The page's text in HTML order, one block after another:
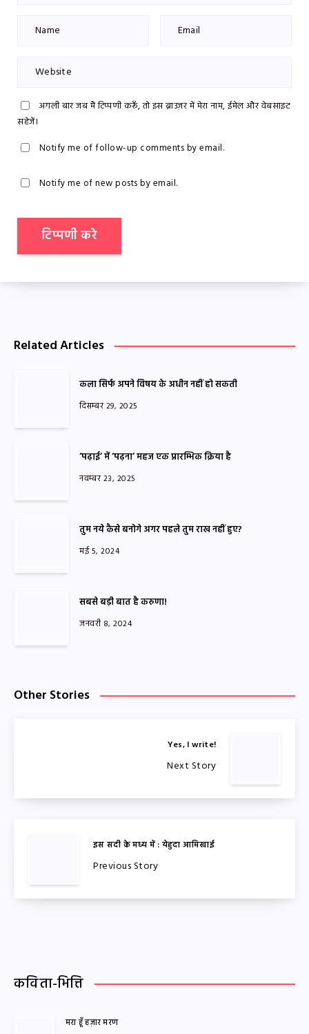
अगली बार जब मैं टिप्पणी करूँ, तो इस ब्राउज़र में मेरा नाम, ईमेल और वेबसाइट
सहेजें।
Notify me of follow-up comments by email.
Notify me of new posts by email.
Related Articles
कला सिर्फ अपने विषय के अधीन नहीं हो सकती
दिसम्बर 29, 2025
‘पढ़ाई’ में ‘पढ़ना’ महज एक प्रारम्भिक क्रिया है
नवम्बर 23, 2025
तुम नये कैसे बनोगे अगर पहले तुम राख नहीं हुए?
मई 5, 2024
सबसे बड़ी बात है करुणा!
जनवरी 8, 2024
Other Stories
Yes, I write!
Next Story
इस सदी के मध्य में : येहुदा आमिखाई
Previous Story
कविता-भित्ति
मरा हूँ हज़ार मरण